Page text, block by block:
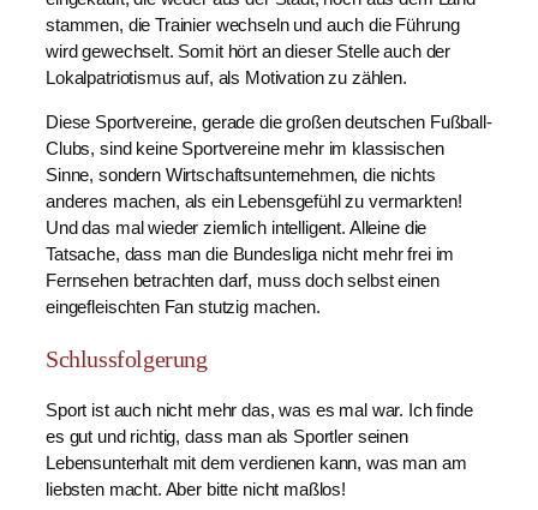
stammen, die Trainier wechseln und auch die Führung
wird gewechselt. Somit hört an dieser Stelle auch der
Lokalpatriotismus auf, als Motivation zu zählen.
Diese Sportvereine, gerade die großen deutschen Fußball-
Clubs, sind keine Sportvereine mehr im klassischen
Sinne, sondern Wirtschaftsunternehmen, die nichts
anderes machen, als ein Lebensgefühl zu vermarkten!
Und das mal wieder ziemlich intelligent. Alleine die
Tatsache, dass man die Bundesliga nicht mehr frei im
Fernsehen betrachten darf, muss doch selbst einen
eingefleischten Fan stutzig machen.
Schlussfolgerung
Sport ist auch nicht mehr das, was es mal war. Ich finde
es gut und richtig, dass man als Sportler seinen
Lebensunterhalt mit dem verdienen kann, was man am
liebsten macht. Aber bitte nicht maßlos!